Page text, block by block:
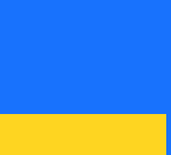
para disfrutar en cualquier lugar!